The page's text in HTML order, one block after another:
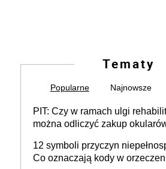
Tematy
Popularne Najnowsze
PIT: Czy w ramach ulgi
można odliczyć zakup
12 symboli przyczyn
Co oznaczają kody w